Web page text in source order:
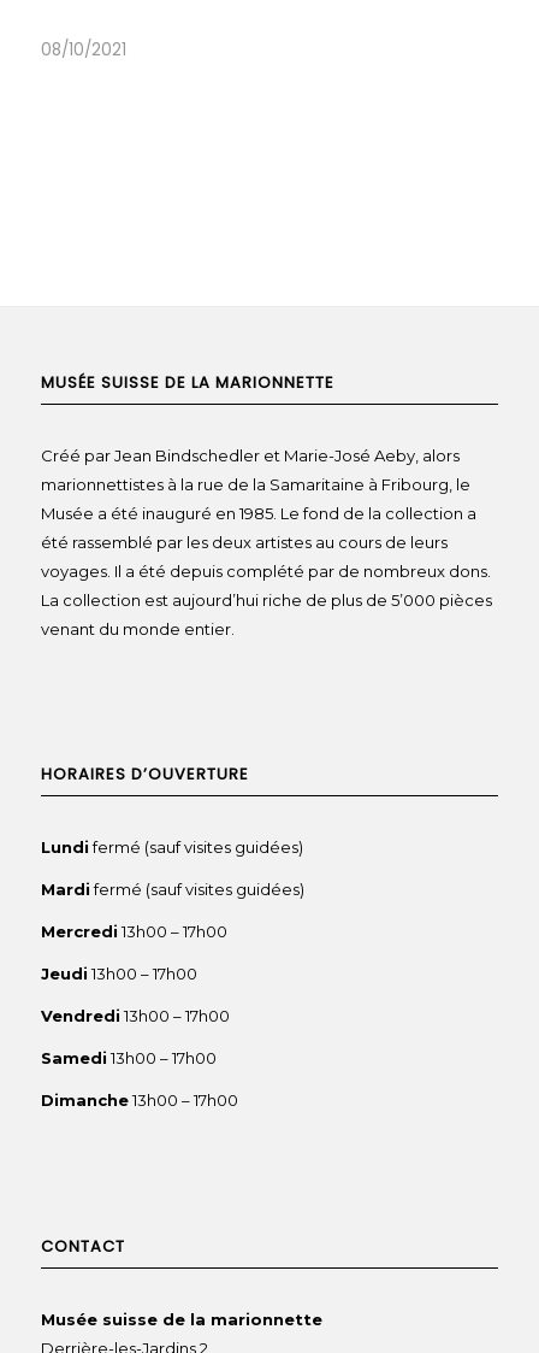
08/10/2021
MUSÉE SUISSE DE LA MARIONNETTE
Créé par Jean Bindschedler et Marie-José Aeby, alors
marionnettistes à la rue de la Samaritaine à Fribourg, le
Musée a été inauguré en 1985. Le fond de la collection a
été rassemblé par les deux artistes au cours de leurs
voyages. Il a été depuis complété par de nombreux dons.
La collection est aujourd’hui riche de plus de 5’000 pièces
venant du monde entier.
HORAIRES D’OUVERTURE
Lundifermé (sauf visites guidées)
Mardifermé (sauf visites guidées)
Mercredi13h00 – 17h00
Jeudi13h00 – 17h00
Vendredi13h00 – 17h00
Samedi13h00 – 17h00
Dimanche13h00 – 17h00
CONTACT
Musée suisse de la marionnette
Derrière-les-Jardins 2